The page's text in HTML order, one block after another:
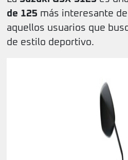
de 125 más interesante
aquellos usuarios que
de estilo deportivo.